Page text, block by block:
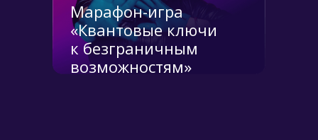
Марафон-игра
«Квантовые ключи
к безграничным
возможностям»